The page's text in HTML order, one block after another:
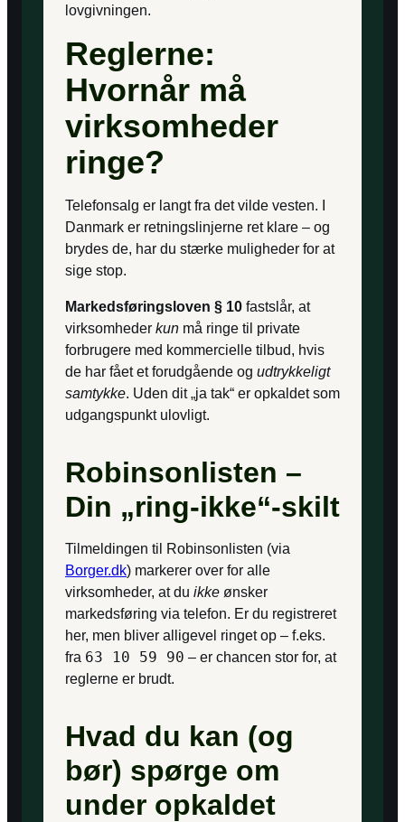
lovgivningen.
Reglerne:
Hvornår må
virksomheder
ringe?
Telefonsalg er langt fra det vilde vesten. I
Danmark er retningslinjerne ret klare – og
brydes de, har du stærke muligheder for at
sige stop.
Markedsføringsloven § 10 fastslår, at
virksomheder kun må ringe til private
forbrugere med kommercielle tilbud, hvis
de har fået et forudgående og udtrykkeligt
samtykke. Uden dit „ja tak“ er opkaldet som
udgangspunkt ulovligt.
Robinsonlisten –
Din „ring-ikke“-skilt
Tilmeldingen til Robinsonlisten (via
Borger.dk) markerer over for alle
virksomheder, at du ikke ønsker
markedsføring via telefon. Er du registreret
her, men bliver alligevel ringet op – f.eks.
fra 63 10 59 90 – er chancen stor for, at
reglerne er brudt.
Hvad du kan (og
bør) spørge om
under opkaldet